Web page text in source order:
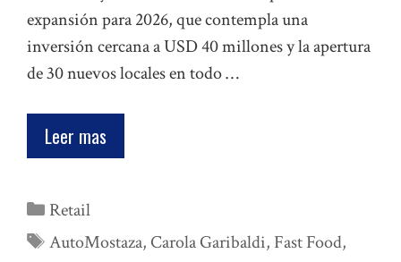
expansión para 2026, que contempla una
inversión cercana a USD 40 millones y la apertura
de 30 nuevos locales en todo …
Leer mas
Categorías
Retail
Etiquetas
AutoMostaza, Carola Garibaldi, Fast Food,